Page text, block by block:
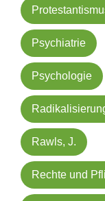
Psychiatrie
Psychologie
Rawls, J.
Rechte und